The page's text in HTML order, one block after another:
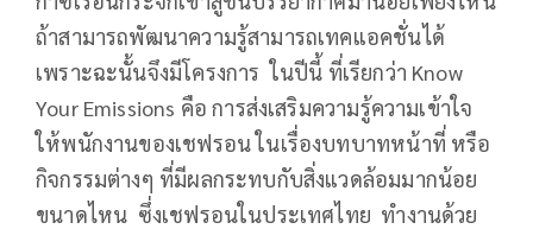
ถ้าสามารถพัฒนาความรู้สามารถเทคแอคชั่นได้
เพราะฉะนั้นจึงมีโครงการ ในปีนี้ ที่เรียกว่า Know
Your Emissions คือ การส่งเสริมความรู้ความเข้าใจ
ให้พนักงานของเชฟรอน ในเรื่องบทบาทหน้าที่ หรือ
กิจกรรมต่างๆ ที่มีผลกระทบกับสิ่งแวดล้อมมากน้อย
ขนาดไหน ซึ่งเชฟรอนในประเทศไทย ทำงานด้วย